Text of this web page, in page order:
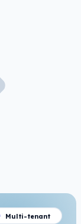
Multi-tenant